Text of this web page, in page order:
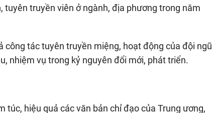
truyền viên ở ngành, địa phương trong năm
công tác tuyên truyền miệng, hoạt động của đội ngũ
nhiệm vụ trong kỷ nguyên đổi mới, phát triển.
hiệu quả các văn bản chỉ đạo của Trung ương,